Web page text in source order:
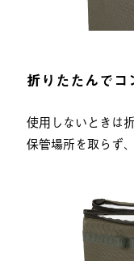
折りたたんでコ
使用しないときは
保管場所を取らず